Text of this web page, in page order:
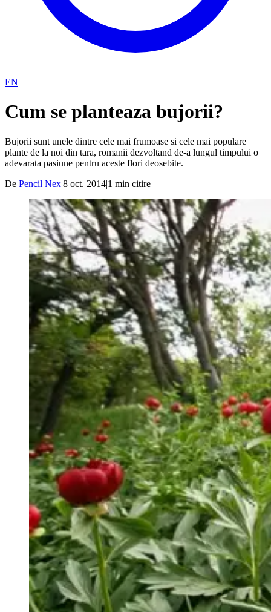
EN
Cum se planteaza bujorii?
Bujorii sunt unele dintre cele mai frumoase si cele mai populare
plante de la noi din tara, romanii dezvoltand de-a lungul timpului o
adevarata pasiune pentru aceste flori deosebite.
De Pencil Nex|8 oct. 2014|1 min citire